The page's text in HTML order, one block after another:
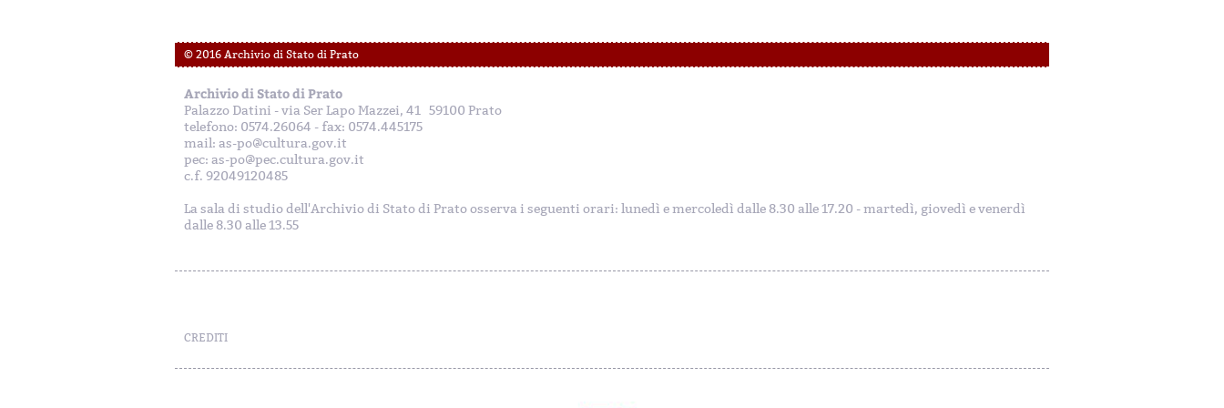
© 2016 Archivio di Stato di Prato
Archivio di Stato di Prato
Palazzo Datini - via Ser Lapo Mazzei, 41 59100 Prato
telefono: 0574.26064 - fax: 0574.445175
mail: as-po@cultura.gov.it
pec: as-po@pec.cultura.gov.it
c.f. 92049120485
La sala di studio dell'Archivio di Stato di Prato osserva i seguenti orari: lunedì e mercoledì dalle 8.30 alle 17.20 - martedì, giovedì e venerdì
dalle 8.30 alle 13.55
CREDITI